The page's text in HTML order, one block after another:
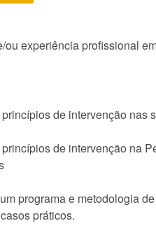
ou experiência profissional
de intervenção nas
de intervenção na
programa e metodologia
práticos.